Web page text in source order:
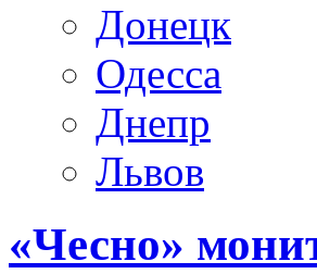
Донецк
Одесса
Днепр
Львов
«Чесно»